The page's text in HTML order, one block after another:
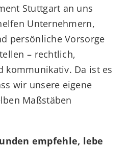
Stuttgart an uns
Unternehmern,
persönliche Vorsorge
– rechtlich,
kommunikativ. Da ist es
wir unsere eigene
Maßstäben
empfehle, lebe